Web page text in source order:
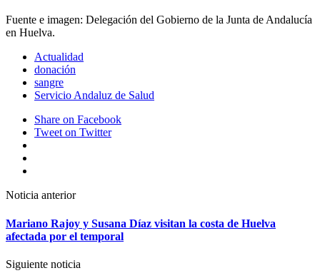
Fuente e imagen: Delegación del Gobierno de la Junta de Andalucía
en Huelva.
Actualidad
donación
sangre
Servicio Andaluz de Salud
Share on Facebook
Tweet on Twitter
Post
navigation
Noticia anterior
Mariano Rajoy y Susana Díaz visitan la costa de Huelva
afectada por el temporal
Siguiente noticia